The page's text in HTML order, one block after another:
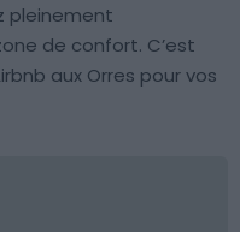
pleinement
de confort. C’est
aux Orres pour vos